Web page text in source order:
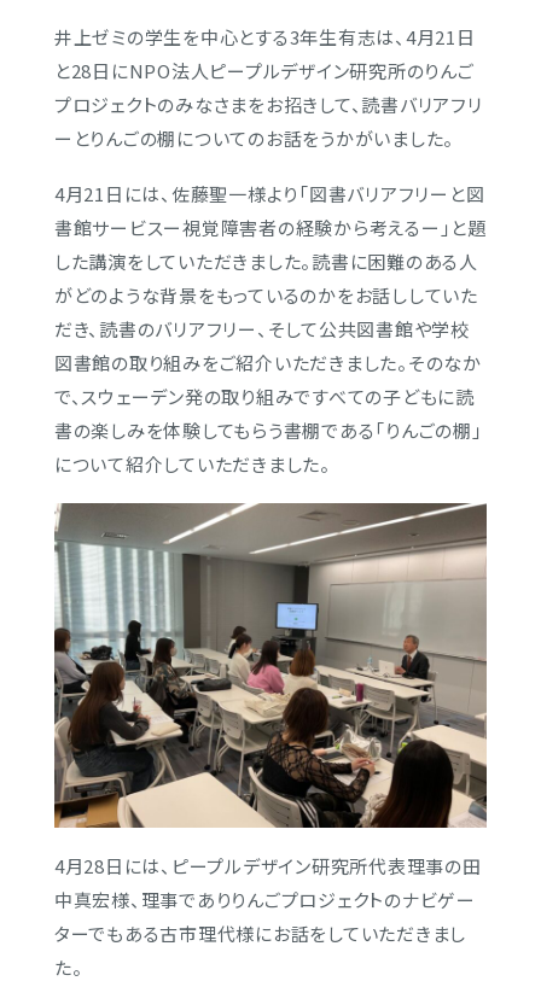
ラム
キャリア／OGメッセージ
電子版
Calliope
井上ゼミの学生を中心とする3年生有志は、4月21日
と28日にNPO法人ピープルデザイン研究所のりんご
プロジェクトのみなさまをお招きして、読書バリアフリ
ーとりんごの棚についてのお話をうかがいました。
4月21日には、佐藤聖一様より「図書バリアフリーと図
書館サービスー視覚障害者の経験から考えるー」と題
した講演をしていただきました。読書に困難のある人
がどのような背景をもっているのかをお話ししていた
だき、読書のバリアフリー、 そして公共図書館や学校
図書館の取り組みをご紹介いただきました。そのなか
で、スウェーデン発の取り組みですべての子どもに読
書の楽しみを体験してもらう書棚である「りんごの棚」
について紹介していただきました。
4月28日には、ピープルデザイン研究所代表理事の田
中真宏様、 理事でありりんごプロジェクトのナビゲー
ターでもある古市理代様にお話をしていただきまし
た。